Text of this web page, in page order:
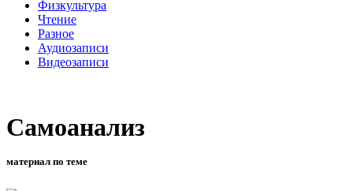
Физкультура
Чтение
Разное
Аудиозаписи
Видеозаписи
Самоанализ
материал по теме